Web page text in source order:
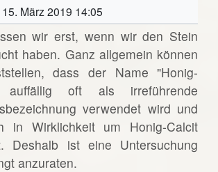
März 2019 14:05
wir erst, wenn wir den Stein
haben. Ganz allgemein können
dass der Name "Honig-
auffällig oft als irreführende
verwendet wird und
in Wirklichkeit um Honig-Calcit
Deshalb ist eine Untersuchung
anzuraten.